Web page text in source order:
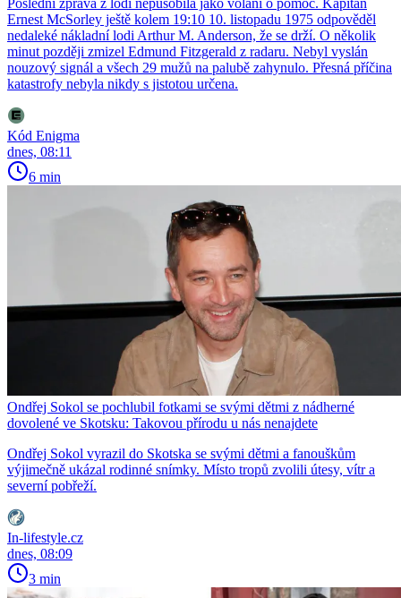
Poslední zpráva z lodi nepůsobila jako volání o pomoc. Kapitán
Ernest McSorley ještě kolem 19:10 10. listopadu 1975 odpověděl
nedaleké nákladní lodi Arthur M. Anderson, že se drží. O několik
minut později zmizel Edmund Fitzgerald z radaru. Nebyl vyslán
nouzový signál a všech 29 mužů na palubě zahynulo. Přesná příčina
katastrofy nebyla nikdy s jistotou určena.
Kód Enigma
dnes, 08:11
6 min
Ondřej Sokol se pochlubil fotkami se svými dětmi z nádherné
dovolené ve Skotsku: Takovou přírodu u nás nenajdete
Ondřej Sokol vyrazil do Skotska se svými dětmi a fanouškům
výjimečně ukázal rodinné snímky. Místo tropů zvolili útesy, vítr a
severní pobřeží.
In-lifestyle.cz
dnes, 08:09
3 min